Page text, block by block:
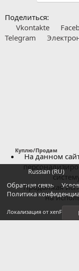
Поделиться:
Vkontakte
Telegram
Куплю/Продам
Russian (RU)
Обратная связь
Политика
Локализация от
На данном
Продолжая
на